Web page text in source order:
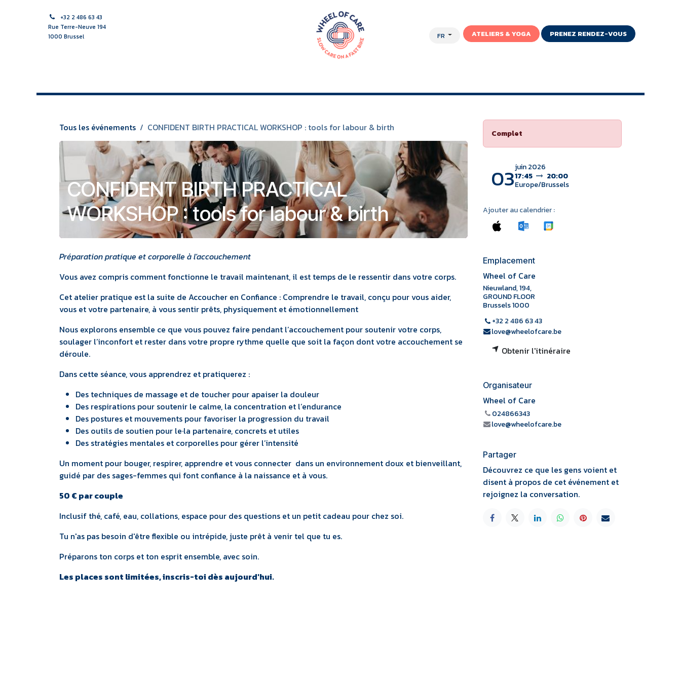
+32 2 486 63 43
Rue Terre-Neuve 194
1000 Brussel
FR ATELIERS & YOGA PRENEZ RENDEZ-VOUS
Tous les événements CONFIDENT BIRTH PRACTICAL WORKSHOP : tools for labour & birth
CONFIDENT BIRTH PRACTICAL
WORKSHOP : tools for labour & birth
Préparation pratique et corporelle à l'accouchement
Vous avez compris comment fonctionne le travail maintenant, il est temps de le ressentir dans votre corps.
Cet atelier pratique est la suite de Accoucher en Confiance : Comprendre le travail, conçu pour vous aider,
vous et votre partenaire, à vous sentir prêts, physiquement et émotionnellement
Nous explorons ensemble ce que vous pouvez faire pendant l’accouchement pour soutenir votre corps,
soulager l’inconfort et rester dans votre propre rythme quelle que soit la façon dont votre accouchement se
déroule.
Dans cette séance, vous apprendrez et pratiquerez :
Des techniques de massage et de toucher pour apaiser la douleur
Des respirations pour soutenir le calme, la concentration et l’endurance
Des postures et mouvements pour favoriser la progression du travail
Des outils de soutien pour le·la partenaire, concrets et utiles
Des stratégies mentales et corporelles pour gérer l’intensité
Un moment pour bouger, respirer, apprendre et vous connecter dans un environnement doux et bienveillant,
guidé par des sages-femmes qui font confiance à la naissance et à vous.
50 € par couple
Inclusif thé, café, eau, collations, espace pour des questions et un petit cadeau pour chez soi.
Tu n'as pas besoin d'être flexible ou intrépide, juste prêt à venir tel que tu es.
Préparons ton corps et ton esprit ensemble, avec soin.
Les places sont limitées, inscris-toi dès aujourd'hui.
Complet
03juin 2026
17:45
20:00
Europe/Brussels
Ajouter au calendrier :
Emplacement
Wheel of Care
Nieuwland, 194,
GROUND FLOOR
Brussels 1000
+32 2 486 63 43
love@wheelofcare.be
Obtenir l'itinéraire
Organisateur
Wheel of Care
024866343
love@wheelofcare.be
Partager
Découvrez ce que les gens voient et
disent à propos de cet événement et
rejoignez la conversation.